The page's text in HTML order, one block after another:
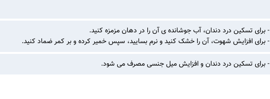
- برای تسکین درد دندان، آب جوشانده ی آن را در دهان مزمزه کنید.
- برای افزایش شهوت، آن را خشک کنید و نرم بسایید، سپس خمیر کرده و بر کمر ضماد کنید.
- برای تسکین درد دندان و افزایش میل جنسی مصرف می شود.